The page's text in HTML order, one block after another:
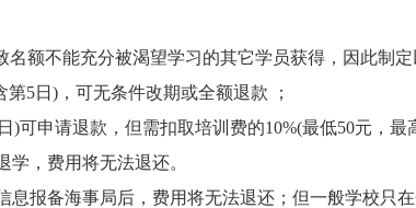
名额不能充分被渴望学习的其它学员获得，因此制定
5日)，可无条件改期或全额退款 ；
)可申请退款，但需扣取培训费的10%(最低50元，最
学，费用将无法退还。
息报备海事局后，费用将无法退还；但一般学校只